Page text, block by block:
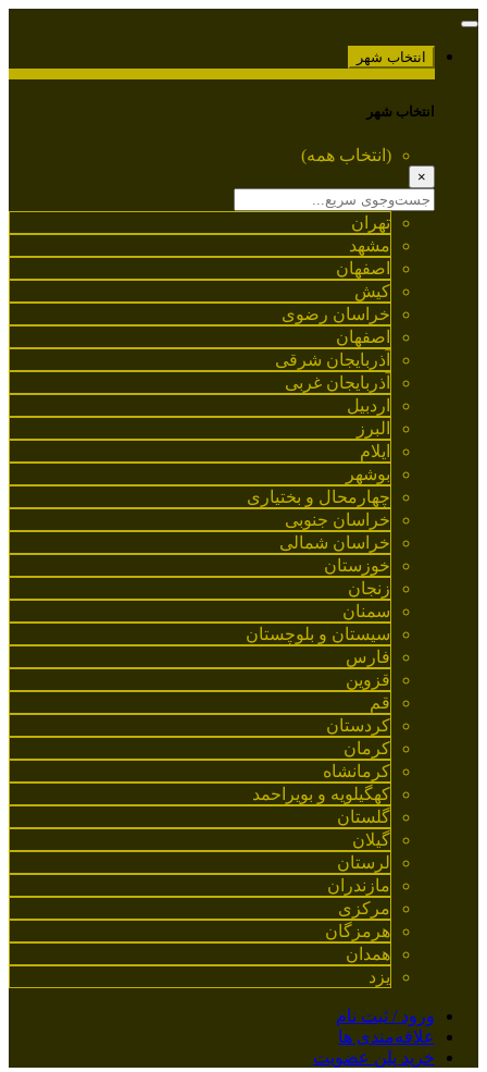
انتخاب شهر
انتخاب شهر
(انتخاب همه)
×
تهران
مشهد
اصفهان
کیش
خراسان رضوی
اصفهان
آذربایجان شرقی
آذربایجان غربی
اردبیل
البرز
ایلام
بوشهر
چهارمحال و بختیاری
خراسان جنوبی
خراسان شمالی
خوزستان
زنجان
سمنان
سیستان و بلوچستان
فارس
قزوین
قم
کردستان
کرمان
کرمانشاه
کهگیلویه و بویراحمد
گلستان
گیلان
لرستان
مازندران
مرکزی
هرمزگان
همدان
یزد
ورود / ثبت نام
علاقه‌مندی ها
خرید پلن عضویت